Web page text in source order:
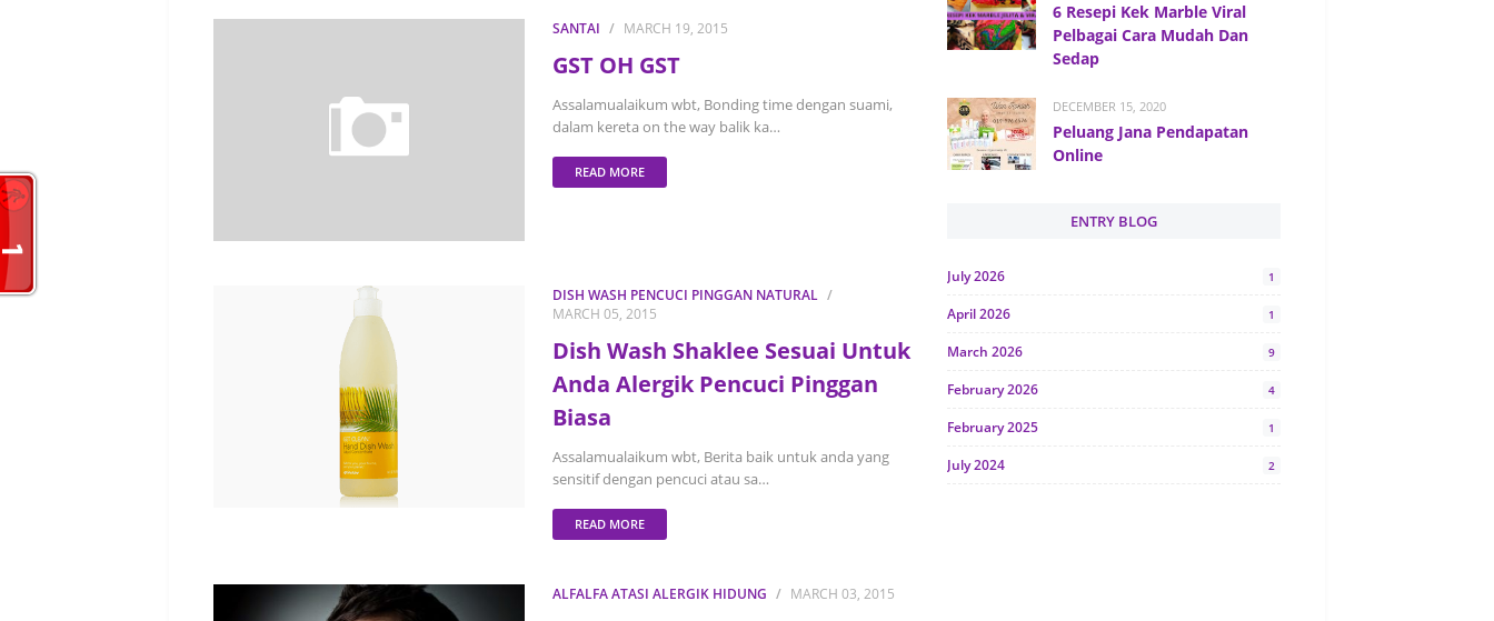
SANTAI MARCH 19, 2015
GST OH GST
Assalamualaikum wbt, Bonding time dengan suami,
dalam kereta on the way balik ka…
READ MORE
DISH WASH PENCUCI PINGGAN NATURAL
MARCH 05, 2015
Dish Wash Shaklee Sesuai Untuk
Anda Alergik Pencuci Pinggan
Biasa
Assalamualaikum wbt, Berita baik untuk anda yang
sensitif dengan pencuci atau sa…
READ MORE
ALFALFA ATASI ALERGIK HIDUNG MARCH 03, 2015
6 Resepi Kek Marble Viral
Pelbagai Cara Mudah Dan
Sedap
DECEMBER 15, 2020
Peluang Jana Pendapatan
Online
ENTRY BLOG
July 2026 1
April 2026 1
March 2026 9
February 2026 4
February 2025 1
July 2024 2